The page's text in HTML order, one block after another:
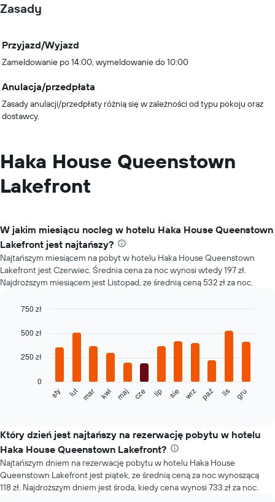
Zasady
Przyjazd/Wyjazd
Zameldowanie po 14:00, wymeldowanie do 10:00
Anulacja/przedpłata
Zasady anulacji/przedpłaty różnią się w zależności od typu pokoju oraz
dostawcy.
Haka House Queenstown
Lakefront
W jakim miesiącu nocleg w hotelu Haka House Queenstown
Lakefront jest najtańszy?
Najtańszym miesiącem na pobyt w hotelu Haka House Queenstown
Lakefront jest Czerwiec. Średnia cena za noc wynosi wtedy 197 zł.
Najdroższym miesiącem jest Listopad, ze średnią ceną 532 zł za noc.
chart
bars.
Poniższy
cenę
pokoju
dla
każdego
miesiąca
Wykres
graphic.
sty lut mar kwi maj cze lip sie wrz paź lis gru
0
250 zł
500 zł
750 zł
Który dzień jest najtańszy na rezerwację pobytu w hotelu
Haka House Queenstown Lakefront?
Najtańszym dniem na rezerwację pobytu w hotelu Haka House
Queenstown Lakefront jest piątek, ze średnią ceną za noc wynoszącą
118 zł. Najdroższym dniem jest środa, kiedy cena wynosi 733 zł za noc.